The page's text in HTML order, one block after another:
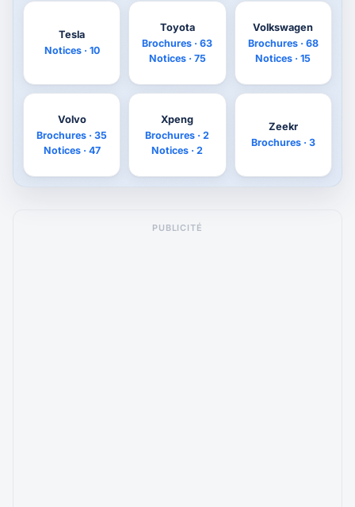
Tesla
Notices · 10
Toyota
Brochures · 63
Notices · 75
Volkswagen
Brochures · 68
Notices · 15
Volvo
Brochures · 35
Notices · 47
Xpeng
Brochures · 2
Notices · 2
Zeekr
Brochures · 3
PUBLICITÉ